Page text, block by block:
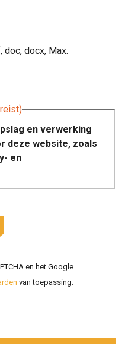
docx, Max.
en verwerking
deze website, zoals
en
en het Google
van toepassing.